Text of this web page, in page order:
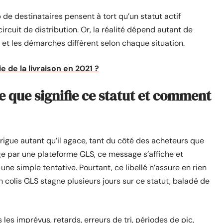
destinataires pensent à tort qu’un statut actif
de distribution. Or, la réalité dépend autant de
les démarches diffèrent selon chaque situation.
de la livraison en 2021 ?
que signifie ce statut et comment
autant qu’il agace, tant du côté des acheteurs que
une plateforme GLS, ce message s’affiche et
simple tentative. Pourtant, ce libellé n’assure en rien
colis GLS stagne plusieurs jours sur ce statut, baladé de
imprévus, retards, erreurs de tri, périodes de pic,